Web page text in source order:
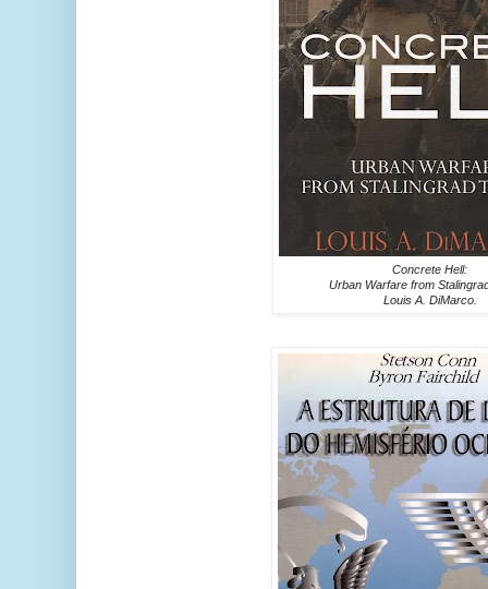
Concrete Hell:
Urban Warfare from
Louis A. DiMarco.